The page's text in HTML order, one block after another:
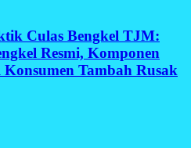
Culas Bengkel TJM:
Resmi, Komponen
Tambah Rusak